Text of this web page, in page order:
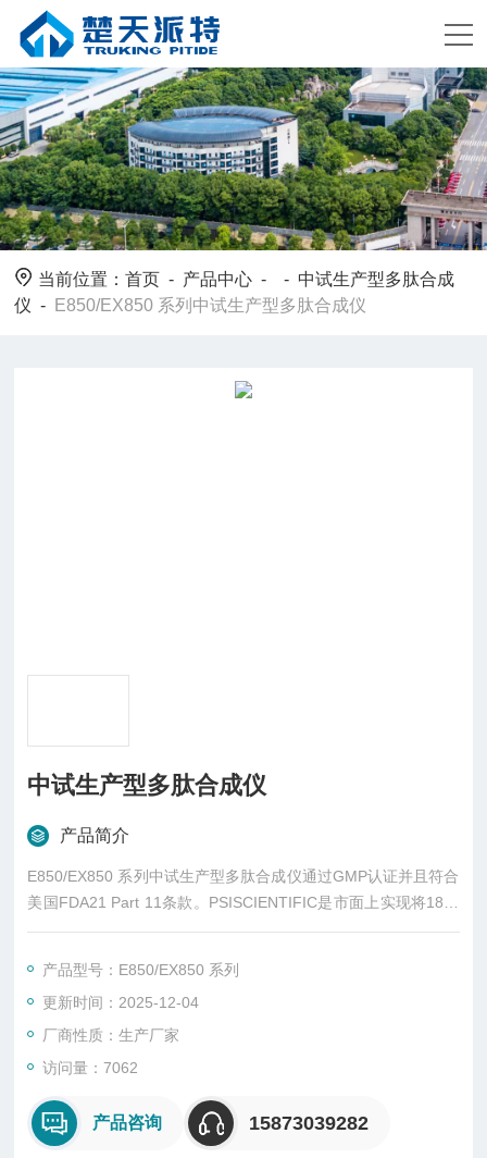
当前位置：首页 - 产品中心 - - 中试生产型多肽合成
仪 - E850/EX850 系列中试生产型多肽合成仪
中试生产型多肽合成仪
产品简介
E850/EX850 系列中试生产型多肽合成仪通过GMP认证并且符合
美国FDA21 Part 11条款。PSISCIENTIFIC是市面上实现将180°
上下翻转*搅拌方式应用于生产型机器的品牌。配合试剂循环系
之选。
产品型号：E850/EX850 系列
更新时间：2025-12-04
厂商性质：生产厂家
访问量：7062
产品咨询 15873039282